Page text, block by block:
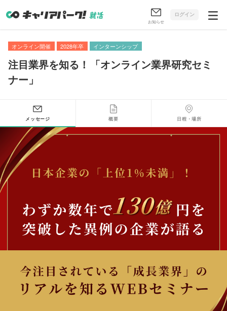
お知らせ
ログイン
オンライン開催 2028年卒 インターンシップ
注目業界を知る！ 「オンライン業界研究セミ
ナー 」
メッセージ 概要 日程・場所